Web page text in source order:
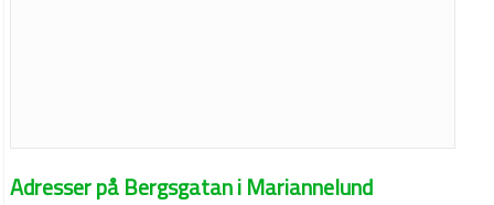
Adresser på Bergsgatan i Mariannelund